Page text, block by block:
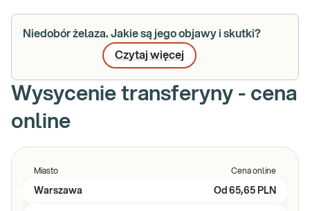
Niedobór żelaza. Jakie są jego objawy i skutki?
Czytaj więcej
Wysycenie transferyny - cena
online
Miasto Cena online
Warszawa Od 65,65 PLN